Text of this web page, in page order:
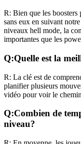
R: Bien que les boosters
sans eux en suivant
niveaux hell mode, la
importantes que les
Q:Quelle est la
R: La clé est de
planifier plusieurs
vidéo pour voir le
Q:Combien de
niveau?